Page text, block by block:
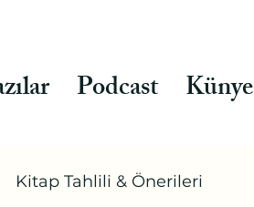
Podcast Künye
Kitap Tahlili & Önerileri